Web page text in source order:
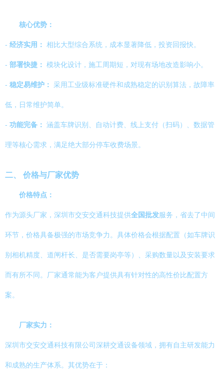
核心优势：
- 经济实用： 相比大型综合系统，成本显著降低，投资回报快。
- 部署快捷： 模块化设计，施工周期短，对现有场地改造影响小。
- 稳定易维护： 采用工业级标准硬件和成熟稳定的识别算法，故障率
低，日常维护简单。
- 功能完备： 涵盖车牌识别、自动计费、线上支付（扫码）、数据管
理等核心需求，满足绝大部分停车收费场景。
二、 价格与厂家优势
价格特点：
作为源头厂家，深圳市交安交通科技提供全国批发服务，省去了中间
环节，价格具备极强的市场竞争力。具体价格会根据配置（如车牌识
别相机精度、道闸杆长、是否需要岗亭等）、采购数量以及安装要求
而有所不同。厂家通常能为客户提供具有针对性的高性价比配置方
案。
厂家实力：
深圳市交安交通科技有限公司深耕交通设备领域，拥有自主研发能力
和成熟的生产体系。其优势在于：